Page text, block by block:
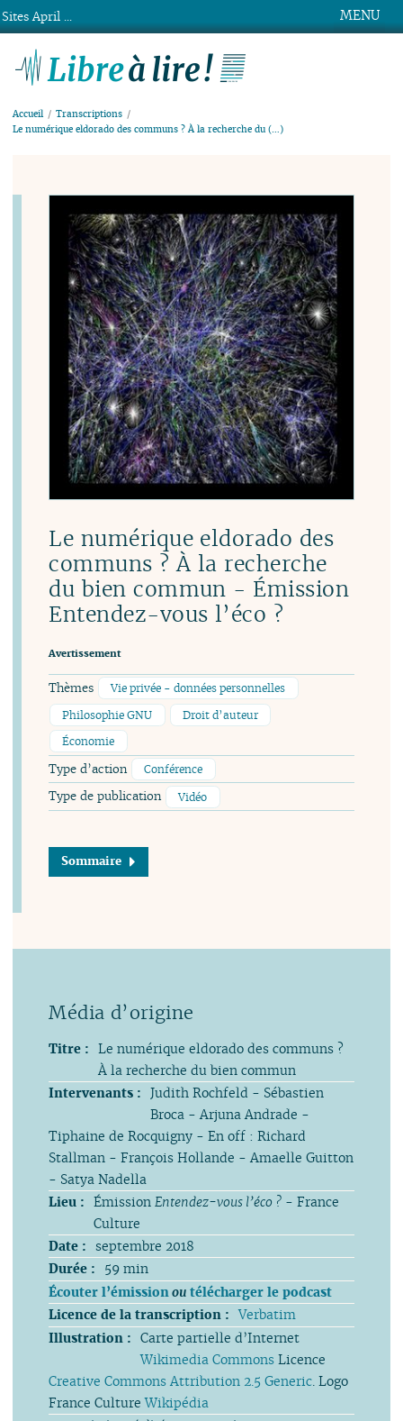
MENU
Accueil
Transcriptions
Le numérique eldorado des communs ? À la recherche du (…)
Le numérique eldorado des
communs ? À la recherche
du bien commun - Émission
Entendez-vous l’éco ?
Avertissement
Thèmes
Vie privée - données personnelles
Philosophie GNU
Droit d’auteur
Économie
Type d’action Conférence
Type de publication Vidéo
Sommaire
Titre : Le numérique eldorado des communs ?
À la recherche du bien commun
Intervenants : Judith Rochfeld - Sébastien
Broca - Arjuna Andrade -
Tiphaine de Rocquigny - En off : Richard
Stallman - François Hollande - Amaelle Guitton
- Satya Nadella
Lieu : Émission Entendez-vous l’éco ? - France
Culture
Date : septembre 2018
Durée :
59 min
Écouter l’émission outélécharger le podcast
Licence de la transcription : Verbatim
Illustration : Carte partielle d’Internet
Wikimedia Commons Licence
Creative Commons Attribution 2.5 Generic. Logo
France Culture Wikipédia
Sites April ...